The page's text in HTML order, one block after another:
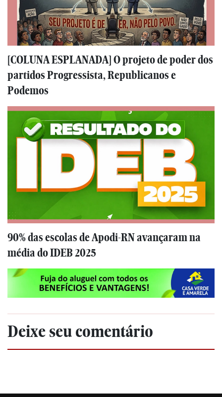
[COLUNA ESPLANADA] O projeto de poder dos
partidos Progressista, Republicanos e
Podemos
90% das escolas de Apodi-RN avançaram na
média do IDEB 2025
Deixe seu comentário